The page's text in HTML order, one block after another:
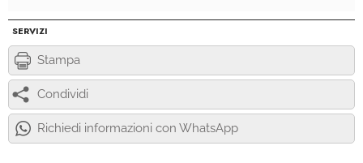
SERVIZI
Stampa
Condividi
Richiedi informazioni con WhatsApp